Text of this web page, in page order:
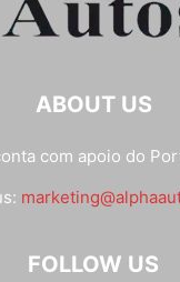
ABOUT US
com apoio do
FOLLOW US